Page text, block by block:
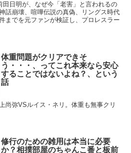
田日明が、なぜ今「老害」と言われるの
話崩壊、喧嘩伝説の真偽、リングス時代
までを元ファンが検証し、プロレスラー
体重問題がクリアできそ
う・・・、ってこれ本来なら安心
することではないよね？、という
話
尚弥VSルイス・ネリ。体重も無事クリ
修行のための雑用は本当に必要
か？相撲部屋のちゃんこ番と板前